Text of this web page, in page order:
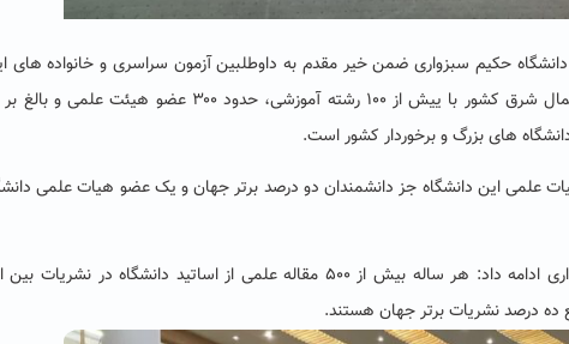
حکیم سبزواری ضمن خیر مقدم به داوطلبین آزمون سراسری و خانواده های
های بزرگ و برخوردار کشور است.
افزود: در حوزه های علمی ۷ عضو هیات علمی این دانشگاه جز دانشمندان دو درصد برتر جهان و یک عضو هیات علمی
مدیر روابط عمومی و دفتر ریاست دانشگاه حکیم سبزواری ادامه داد: هر ساله بیش از ۵۰۰ مقاله علمی از اساتید دانشگاه در